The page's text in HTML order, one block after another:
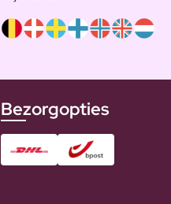
Bezorgopties